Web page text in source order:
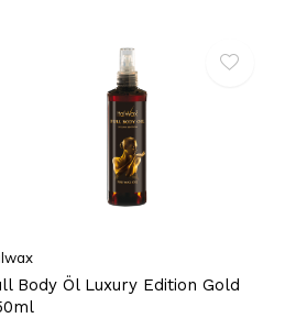
Body Öl Luxury Edition Gold